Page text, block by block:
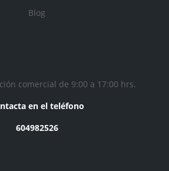
Blog
comercial de 9:00 a 17:00 hrs.
en el teléfono
604982526